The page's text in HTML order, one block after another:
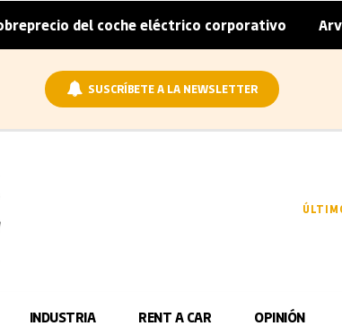
coche eléctrico corporativo | Arval
SUSCRÍBETE A LA NEWSLETTER
INDUSTRIA RENT A CAR OPINIÓN